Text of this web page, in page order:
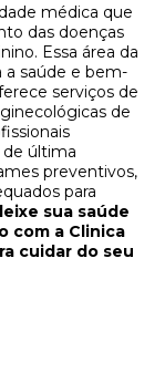
médica que
das doenças
Essa área da
a saúde e bem-
serviços de
de
última
preventivos,
para
sua saúde
com a Clinica
cuidar do seu